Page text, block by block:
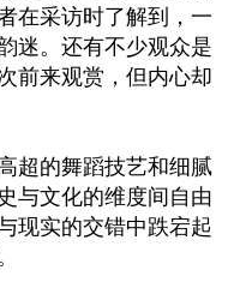
在采访时了解到，一
迷。还有不少观众是
前来观赏，但内心却
超的舞蹈技艺和细腻
与文化的维度间自由
现实的交错中跌宕起